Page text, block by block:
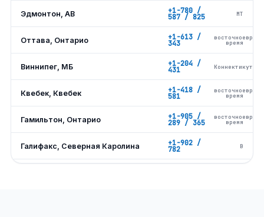
Эдмонтон, AB +1-780 /
587 / 825 МТ
Оттава, Онтарио +1-613 /
343 время
Виннипег, МБ +1-204 /
431 Коннектикут
Квебек, Квебек +1-418 /
581 время
Гамильтон, Онтарио +1-905 /
289 / 365 время
Галифакс, Северная Каролина +1-902 /
782 В